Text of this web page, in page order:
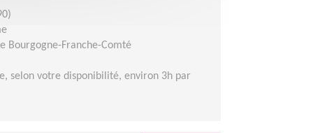
Bourgogne-Franche-Comté
selon votre disponibilité, environ 3h par